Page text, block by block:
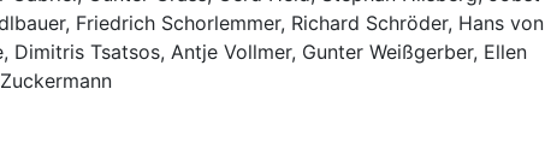
Friedrich Schorlemmer, Richard Schröder, Hans von
Dimitris Tsatsos, Antje Vollmer, Gunter Weißgerber, Ellen